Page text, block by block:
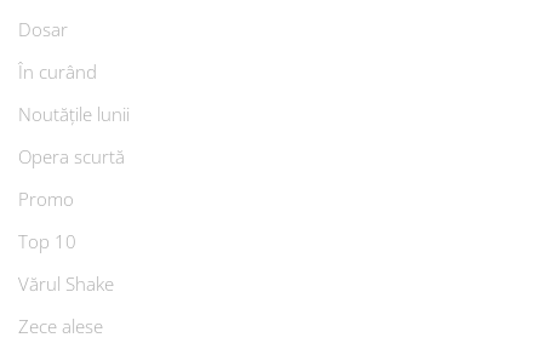
Dosar
În curând
Noutățile lunii
Opera scurtă
Promo
Top 10
Vărul Shake
Zece alese